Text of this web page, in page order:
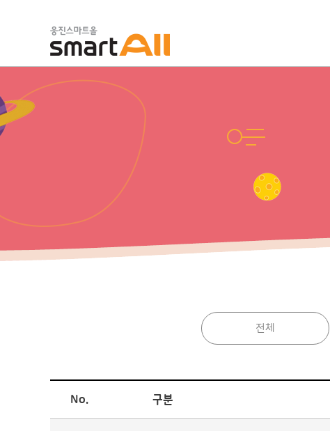
전체
No. 구분